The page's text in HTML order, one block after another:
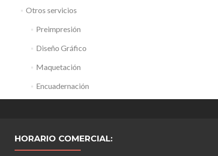
Otros servicios
Preimpresión
Diseño Gráfico
Maquetación
Encuadernación
HORARIO COMERCIAL: